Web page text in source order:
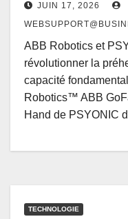
JUIN 17, 2026
ABB Robotics et
révolutionner la
capacité
Robotics™ ABB
Hand de PSYONIC
TECHNOLOGIE